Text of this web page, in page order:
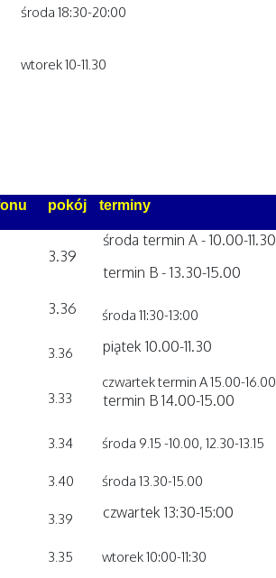
środa 18:30-20:00
wtorek 10-11.30
pokój terminy
3.39
środa termin A - 10.00-11.30
termin B - 13.30-15.00
3.36 środa 11:30-13:00
3.36 piątek 10.00-11.30
3.33
czwartek termin A 15.00-16.00
termin B 14.00-15.00
3.34 środa 9.15 -10.00, 12.30-13.15
3.40 środa 13.30-15.00
3.39 czwartek 13:30-15:00
3.35 wtorek 10:00-11:30